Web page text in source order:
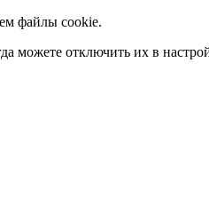
файлы cookie.
можете отключить их в